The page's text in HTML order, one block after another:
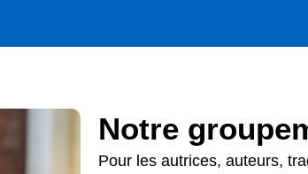
Notre
Pour les autrices, auteurs,